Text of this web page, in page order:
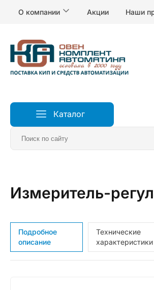
О компании Акции Наши
Каталог
Главная Измерители и регуляторы
Измеритель-
Подробное
описание
Технические
характеристики